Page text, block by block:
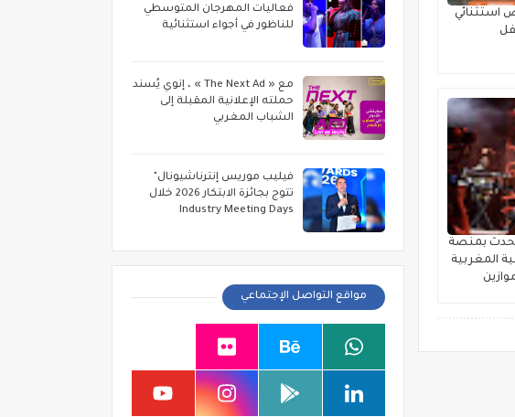
استثنائي
بمنصة
المغربية
فعاليات المهرجان المتوسطي
للناظور في أجواء استثنائية
مع « The Next Ad » ، إنوي يُسند
حملته الإعلانية المقبلة إلى
الشباب المغربي
فيليب موريس إنترناشيونال"
تتوج بجائزة الابتكار 2026 خلال
Industry Meeting Days
مواقع التواصل الإجتماعي